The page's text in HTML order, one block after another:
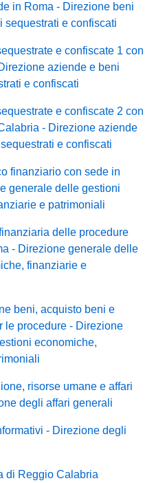
in Roma - Direzione beni
sequestrati e confiscati
e confiscate 1 con
aziende e beni
e confiscati
e confiscate 2 con
- Direzione aziende
e confiscati
finanziario con sede in
generale delle gestioni
e patrimoniali
delle procedure
- Direzione generale delle
finanziarie e
beni, acquisto beni e
le procedure - Direzione
economiche,
risorse umane e affari
degli affari generali
- Direzione degli
di Reggio Calabria